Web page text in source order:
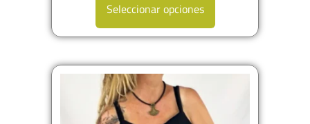
Seleccionar opciones